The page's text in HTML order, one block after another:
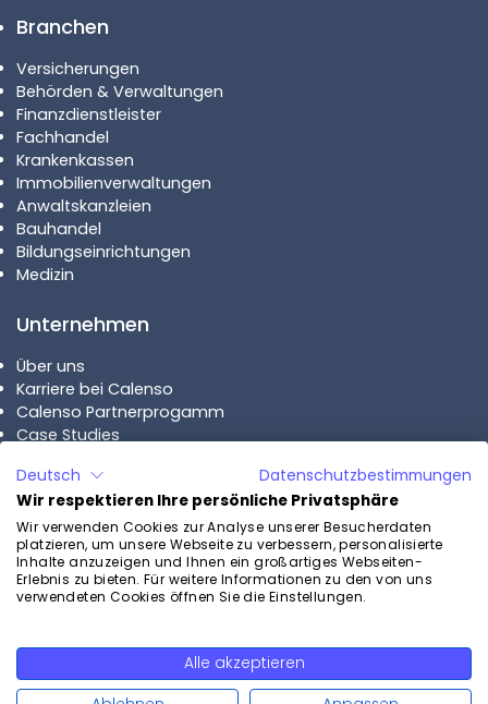
Branchen
Versicherungen
Behörden & Verwaltungen
Finanzdienstleister
Fachhandel
Krankenkassen
Immobilienverwaltungen
Anwaltskanzleien
Bauhandel
Bildungseinrichtungen
Medizin
Unternehmen
Über uns
Karriere bei Calenso
Calenso Partnerprogamm
Case Studies
Pläne
Calenso Business
Calenso Enterprise
Preise
Kontaktieren Sie uns
Deutsch
Datenschutzbestimmungen
Wir respektieren Ihre persönliche Privatsphäre
Wir verwenden Cookies zur Analyse unserer Besucherdaten
platzieren, um unsere Webseite zu verbessern, personalisierte
Inhalte anzuzeigen und Ihnen ein großartiges Webseiten-
Erlebnis zu bieten. Für weitere Informationen zu den von uns
verwendeten Cookies öffnen Sie die Einstellungen.
Alle akzeptieren